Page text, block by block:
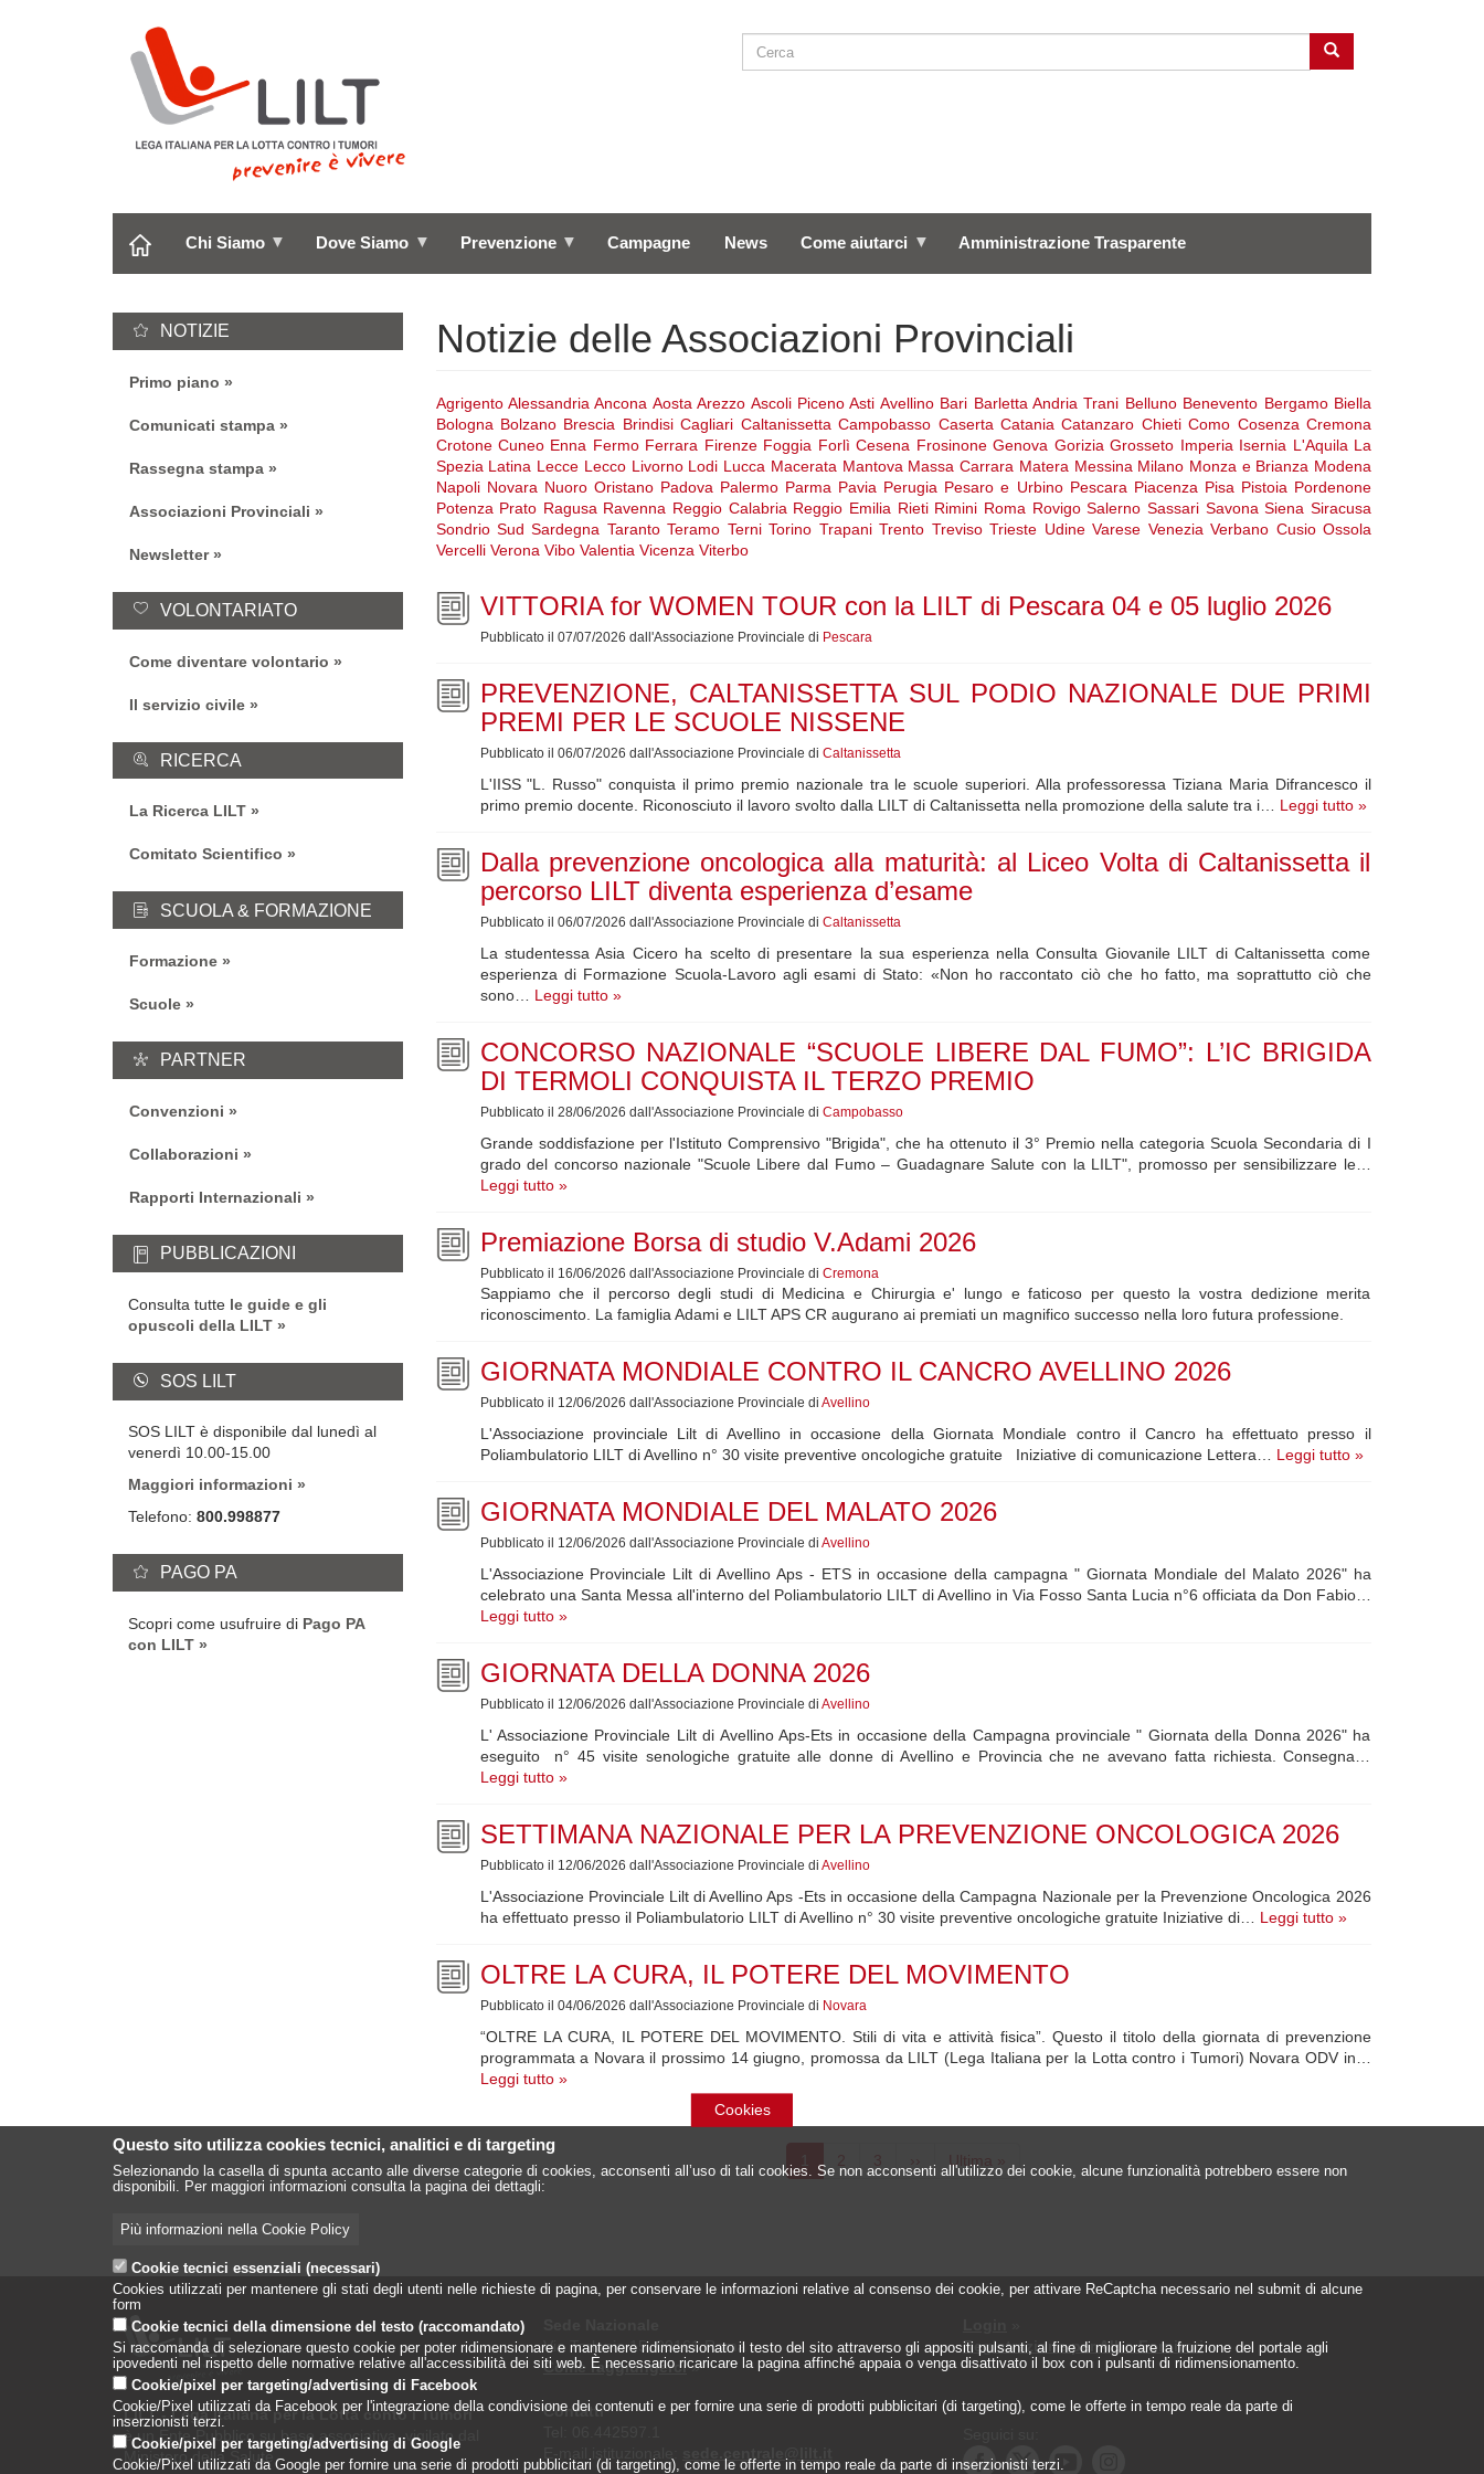
SEARCH Cerca
Chi Siamo Dove Siamo Prevenzione Campagne News Come aiutarci Amministrazione Trasparente
NOTIZIE
Primo piano
Comunicati stampa
Rassegna stampa
Associazioni Provinciali
Newsletter
VOLONTARIATO
Come diventare volontario
Il servizio civile
RICERCA
La Ricerca LILT
Comitato Scientifico
SCUOLA & FORMAZIONE
Formazione
Scuole
PARTNER
Convenzioni
Collaborazioni
Rapporti Internazionali
PUBBLICAZIONI
Consulta tutte le guide e gli
opuscoli della LILT
SOS LILT
SOS LILT è disponibile dal lunedì al
venerdì 10.00-15.00
Maggiori informazioni
Telefono: 800.998877
PAGO PA
Scopri come usufruire di Pago PA
con LILT
Notizie delle Associazioni Provinciali
Agrigento Alessandria Ancona Aosta Arezzo Ascoli Piceno Asti Avellino Bari Barletta Andria Trani Belluno Benevento Bergamo Biella
Bologna Bolzano Brescia Brindisi Cagliari Caltanissetta Campobasso Caserta Catania Catanzaro Chieti Como Cosenza Cremona
Crotone Cuneo Enna Fermo Ferrara Firenze Foggia Forlì Cesena Frosinone Genova Gorizia Grosseto Imperia Isernia L'Aquila La
Spezia Latina Lecce Lecco Livorno Lodi Lucca Macerata Mantova Massa Carrara Matera Messina Milano Monza e Brianza Modena
Napoli Novara Nuoro Oristano Padova Palermo Parma Pavia Perugia Pesaro e Urbino Pescara Piacenza Pisa Pistoia Pordenone
Potenza Prato Ragusa Ravenna Reggio Calabria Reggio Emilia Rieti Rimini Roma Rovigo Salerno Sassari Savona Siena Siracusa
Sondrio Sud Sardegna Taranto Teramo Terni Torino Trapani Trento Treviso Trieste Udine Varese Venezia Verbano Cusio Ossola
Vercelli Verona Vibo Valentia Vicenza Viterbo
VITTORIA for WOMEN TOUR con la LILT di Pescara 04 e 05 luglio 2026
Pubblicato il 07/07/2026 dall'Associazione Provinciale di Pescara
PREVENZIONE, CALTANISSETTA SUL PODIO NAZIONALE DUE PRIMI
PREMI PER LE SCUOLE NISSENE
Pubblicato il 06/07/2026 dall'Associazione Provinciale di Caltanissetta
L'IISS "L. Russo" conquista il primo premio nazionale tra le scuole superiori. Alla professoressa Tiziana Maria Difrancesco il
primo premio docente. Riconosciuto il lavoro svolto dalla LILT di Caltanissetta nella promozione della salute tra i… Leggi tutto »
Dalla prevenzione oncologica alla maturità: al Liceo Volta di Caltanissetta il
percorso LILT diventa esperienza d’esame
Pubblicato il 06/07/2026 dall'Associazione Provinciale di Caltanissetta
La studentessa Asia Cicero ha scelto di presentare la sua esperienza nella Consulta Giovanile LILT di Caltanissetta come
esperienza di Formazione Scuola-Lavoro agli esami di Stato: «Non ho raccontato ciò che ho fatto, ma soprattutto ciò che
sono… Leggi tutto »
CONCORSO NAZIONALE “SCUOLE LIBERE DAL FUMO”: L’IC BRIGIDA
DI TERMOLI CONQUISTA IL TERZO PREMIO
Pubblicato il 28/06/2026 dall'Associazione Provinciale di Campobasso
Grande soddisfazione per l'Istituto Comprensivo "Brigida", che ha ottenuto il 3° Premio nella categoria Scuola Secondaria di I
grado del concorso nazionale "Scuole Libere dal Fumo – Guadagnare Salute con la LILT", promosso per sensibilizzare le…
Leggi tutto »
Premiazione Borsa di studio V.Adami 2026
Pubblicato il 16/06/2026 dall'Associazione Provinciale di Cremona
Sappiamo che il percorso degli studi di Medicina e Chirurgia e' lungo e faticoso per questo la vostra dedizione merita
riconoscimento. La famiglia Adami e LILT APS CR augurano ai premiati un magnifico successo nella loro futura professione.
GIORNATA MONDIALE CONTRO IL CANCRO AVELLINO 2026
Pubblicato il 12/06/2026 dall'Associazione Provinciale di Avellino
L'Associazione provinciale Lilt di Avellino in occasione della Giornata Mondiale contro il Cancro ha effettuato presso il
Poliambulatorio LILT di Avellino n° 30 visite preventive oncologiche gratuite Iniziative di comunicazione Lettera… Leggi tutto »
GIORNATA MONDIALE DEL MALATO 2026
Pubblicato il 12/06/2026 dall'Associazione Provinciale di Avellino
L'Associazione Provinciale Lilt di Avellino Aps - ETS in occasione della campagna " Giornata Mondiale del Malato 2026" ha
celebrato una Santa Messa all'interno del Poliambulatorio LILT di Avellino in Via Fosso Santa Lucia n°6 officiata da Don Fabio…
Leggi tutto »
GIORNATA DELLA DONNA 2026
Pubblicato il 12/06/2026 dall'Associazione Provinciale di Avellino
L' Associazione Provinciale Lilt di Avellino Aps-Ets in occasione della Campagna provinciale " Giornata della Donna 2026" ha
eseguito n° 45 visite senologiche gratuite alle donne di Avellino e Provincia che ne avevano fatta richiesta. Consegna…
Leggi tutto »
SETTIMANA NAZIONALE PER LA PREVENZIONE ONCOLOGICA 2026
Pubblicato il 12/06/2026 dall'Associazione Provinciale di Avellino
L'Associazione Provinciale Lilt di Avellino Aps -Ets in occasione della Campagna Nazionale per la Prevenzione Oncologica 2026
ha effettuato presso il Poliambulatorio LILT di Avellino n° 30 visite preventive oncologiche gratuite Iniziative di… Leggi tutto »
OLTRE LA CURA, IL POTERE DEL MOVIMENTO
Pubblicato il 04/06/2026 dall'Associazione Provinciale di Novara
“OLTRE LA CURA, IL POTERE DEL MOVIMENTO. Stili di vita e attività fisica”. Questo il titolo della giornata di prevenzione
programmata a Novara il prossimo 14 giugno, promossa da LILT (Lega Italiana per la Lotta contro i Tumori) Novara ODV in…
Leggi tutto »
Paginazione
attuale
Page
3
Pagina
successiva
Ultima
pagina
Ultima »
LILT - Lega Italiana per la Lotta conto i Tumori
è un Ente Pubblico su base associativa, vigilato dal
Ministero della Salute
Via Torlonia 15, 00161 Roma
Come raggiungerci»
Contatti
Registrazione per Albo Fornitori»
Cookies
Questo sito utilizza cookies tecnici, analitici e di targeting
Selezionando la casella di spunta accanto alle diverse categorie di cookies, acconsenti all’uso di tali cookies. Se non acconsenti all'utilizzo dei cookie, alcune funzionalità potrebbero essere non
disponibili. Per maggiori informazioni consulta la pagina dei dettagli:
Più informazioni nella Cookie Policy
Cookie tecnici essenziali (necessari)
Cookies utilizzati per mantenere gli stati degli utenti nelle richieste di pagina, per conservare le informazioni relative al consenso dei cookie, per attivare ReCaptcha necessario nel submit di alcune
form
Cookie tecnici della dimensione del testo (raccomandato)
Si raccomanda di selezionare questo cookie per poter ridimensionare e mantenere ridimensionato il testo del sito attraverso gli appositi pulsanti, al fine di migliorare la fruizione del portale agli
ipovedenti nel rispetto delle normative relative all'accessibilità dei siti web. È necessario ricaricare la pagina affinché appaia o venga disattivato il box con i pulsanti di ridimensionamento.
Cookie/pixel per targeting/advertising di Facebook
Cookie/Pixel utilizzati da Facebook per l'integrazione della condivisione dei contenuti e per fornire una serie di prodotti pubblicitari (di targeting), come le offerte in tempo reale da parte di
inserzionisti terzi.
Cookie/pixel per targeting/advertising di Google
Cookie/Pixel utilizzati da Google per fornire una serie di prodotti pubblicitari (di targeting), come le offerte in tempo reale da parte di inserzionisti terzi.